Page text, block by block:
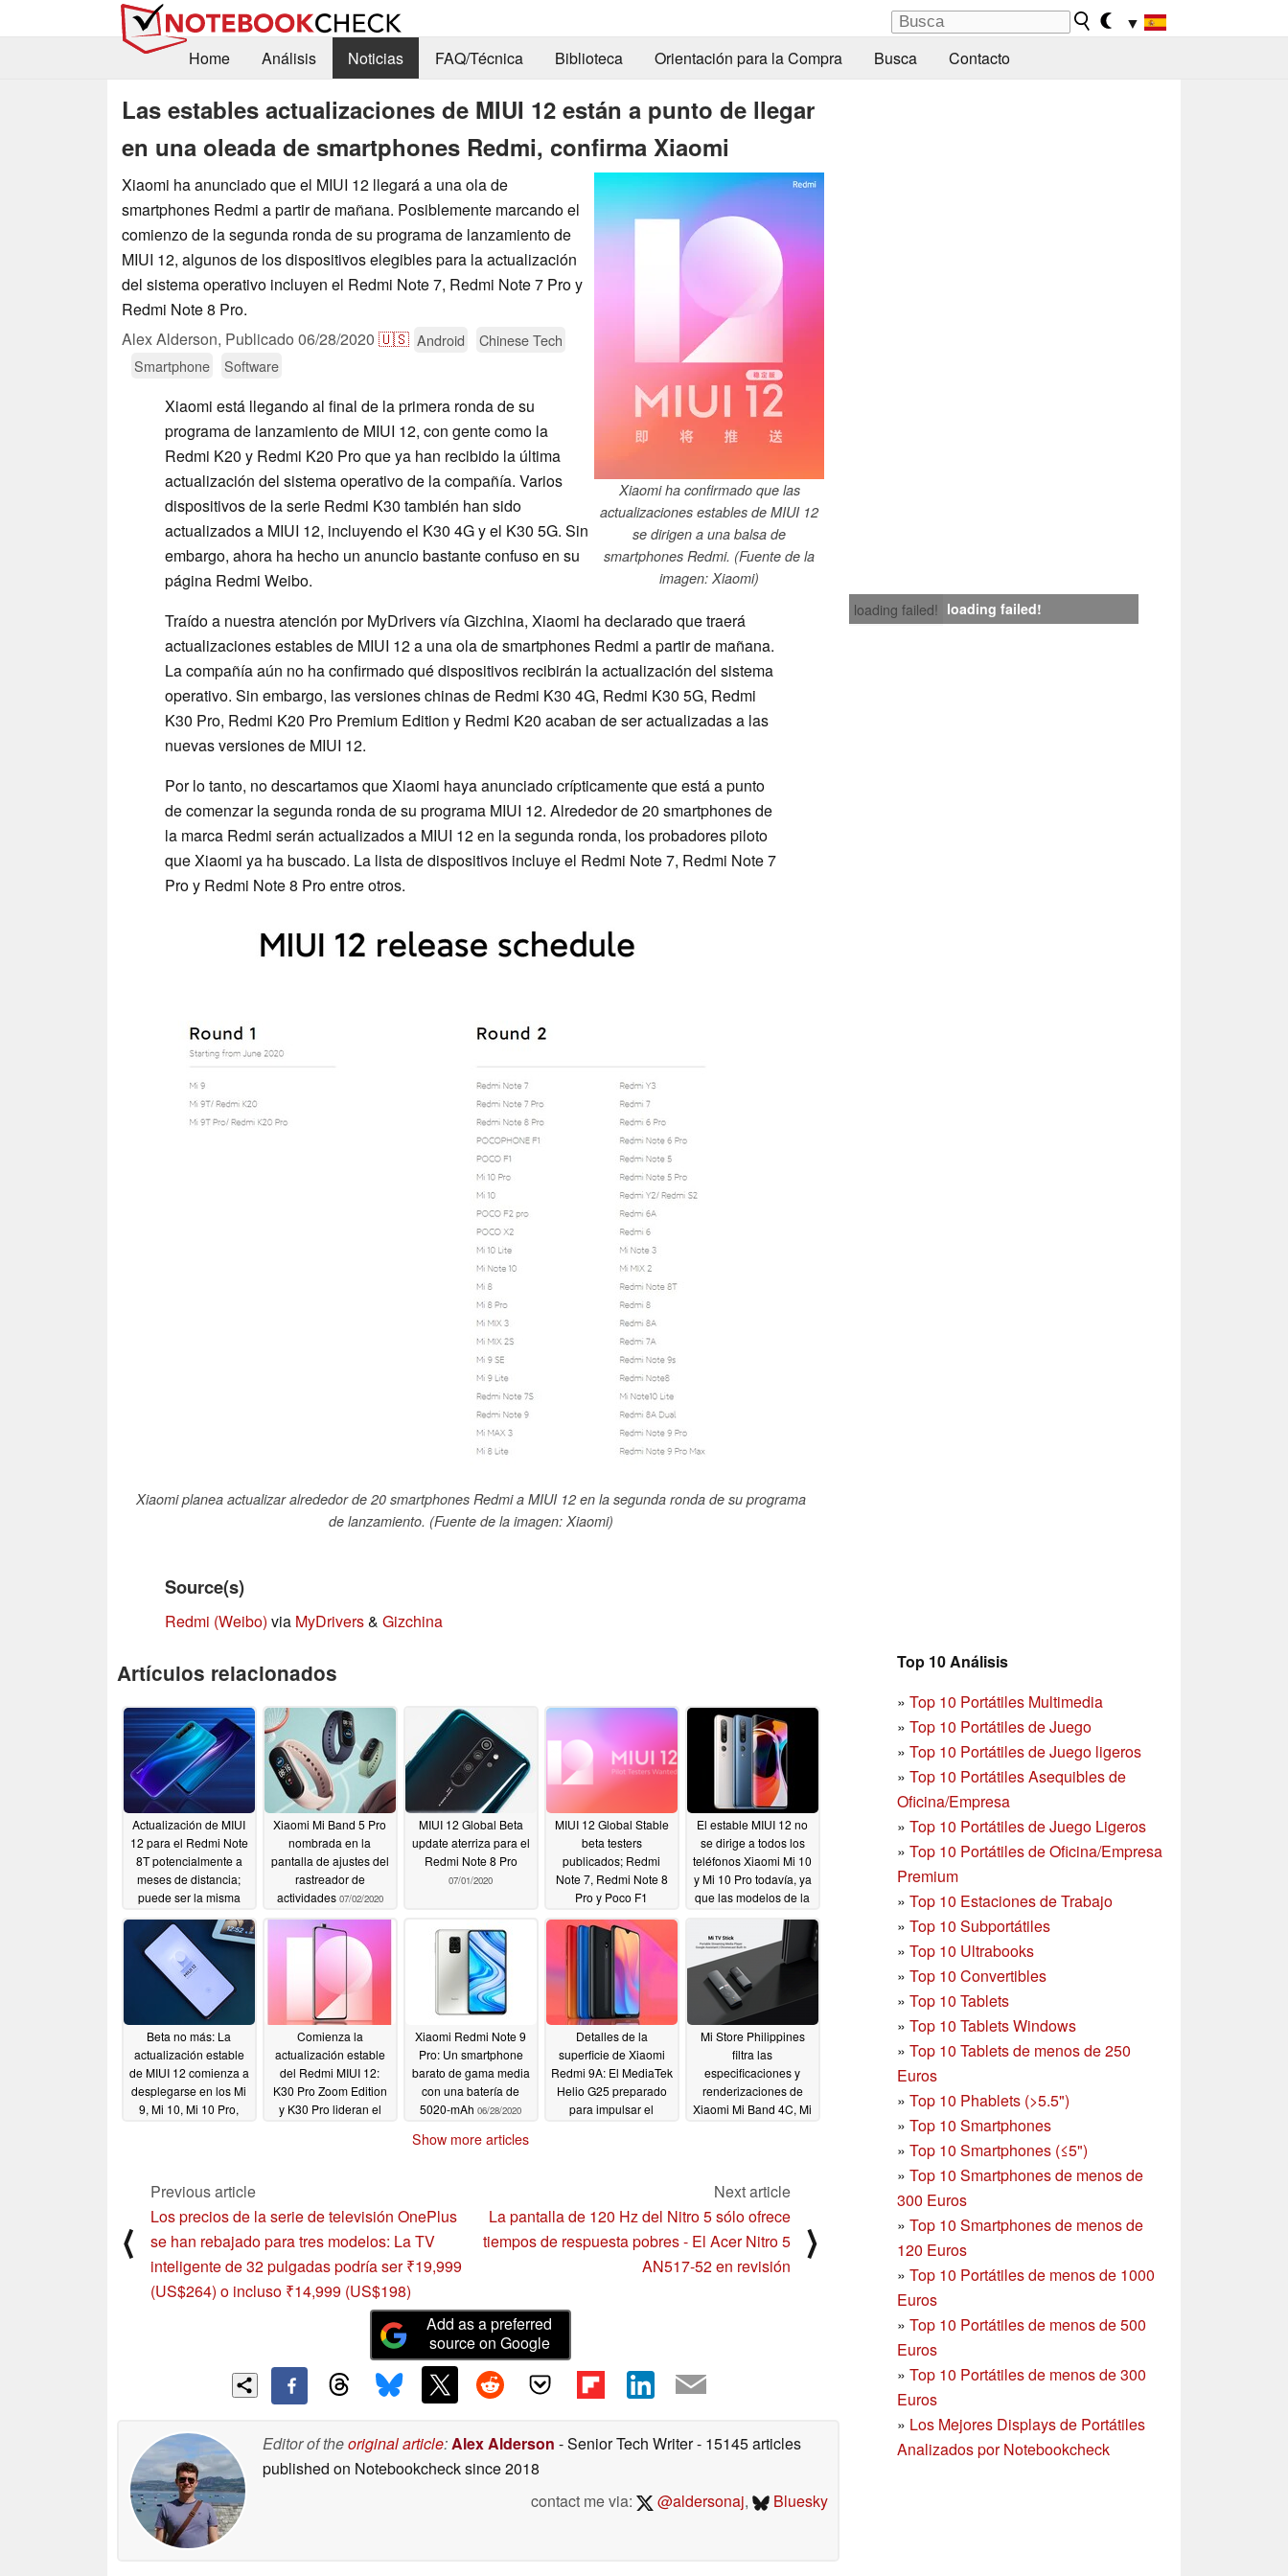
▼
Home
Análisis Noticias FAQ/Técnica Biblioteca Orientación para la Compra Busca Contacto
Las estables actualizaciones de MIUI 12 están a punto de llegar
en una oleada de smartphones Redmi, confirma Xiaomi
Xiaomi ha confirmado que las
actualizaciones estables de MIUI 12
se dirigen a una balsa de
smartphones Redmi. (Fuente de la
imagen: Xiaomi)
Xiaomi ha anunciado que el MIUI 12 llegará a una ola de
smartphones Redmi a partir de mañana. Posiblemente marcando el
comienzo de la segunda ronda de su programa de lanzamiento de
MIUI 12, algunos de los dispositivos elegibles para la actualización
del sistema operativo incluyen el Redmi Note 7, Redmi Note 7 Pro y
Redmi Note 8 Pro.
Alex Alderson, Publicado 06/28/2020 🇺🇸 Android
Chinese Tech
Smartphone
Software
loading failed! loading failed!
Xiaomi está llegando al final de la primera ronda de su
programa de lanzamiento de MIUI 12, con gente como la
Redmi K20 y Redmi K20 Pro que ya han recibido la última
actualización del sistema operativo de la compañía. Varios
dispositivos de la serie Redmi K30 también han sido
actualizados a MIUI 12, incluyendo el K30 4G y el K30 5G. Sin
embargo, ahora ha hecho un anuncio bastante confuso en su
página Redmi Weibo.
Traído a nuestra atención por MyDrivers vía Gizchina, Xiaomi ha declarado que traerá
actualizaciones estables de MIUI 12 a una ola de smartphones Redmi a partir de mañana.
La compañía aún no ha confirmado qué dispositivos recibirán la actualización del sistema
operativo. Sin embargo, las versiones chinas de Redmi K30 4G, Redmi K30 5G, Redmi
K30 Pro, Redmi K20 Pro Premium Edition y Redmi K20 acaban de ser actualizadas a las
nuevas versiones de MIUI 12.
Por lo tanto, no descartamos que Xiaomi haya anunciado crípticamente que está a punto
de comenzar la segunda ronda de su programa MIUI 12. Alrededor de 20 smartphones de
la marca Redmi serán actualizados a MIUI 12 en la segunda ronda, los probadores piloto
que Xiaomi ya ha buscado. La lista de dispositivos incluye el Redmi Note 7, Redmi Note 7
Pro y Redmi Note 8 Pro entre otros.
Xiaomi planea actualizar alrededor de 20 smartphones Redmi a MIUI 12 en la segunda ronda de su programa
de lanzamiento. (Fuente de la imagen: Xiaomi)
Source(s)
Redmi (Weibo) via MyDrivers& Gizchina
Top 10 Análisis
» Top 10 Portátiles Multimedia
» Top 10 Portátiles de Juego
» Top 10 Portátiles de Juego ligeros
» Top 10 Portátiles Asequibles de
Oficina/Empresa
» Top 10 Portátiles de Juego Ligeros
» Top 10 Portátiles de Oficina/Empresa
Premium
» Top 10 Estaciones de Trabajo
» Top 10 Subportátiles
» Top 10 Ultrabooks
» Top 10 Convertibles
» Top 10 Tablets
» Top 10 Tablets Windows
» Top 10 Tablets de menos de 250
Euros
» Top 10 Phablets (>5.5")
» Top 10 Smartphones
» Top 10 Smartphones (≤5")
» Top 10 Smartphones de menos de
300 Euros
» Top 10 Smartphonesde menos de
120 Euros
» Top 10 Portátiles de menos de 1000
Euros
» Top 10 Portátiles de menos de 500
Euros
» Top 10 Portátiles de menos de 300
Euros
» Los Mejores Displays de Portátiles
Analizados por Notebookcheck
Artículos relacionados
Actualización de MIUI
12 para el Redmi Note
8T potencialmente a
meses de distancia;
puede ser la misma
07/02/2020
Xiaomi Mi Band 5 Pro
nombrada en la
pantalla de ajustes del
rastreador de
actividades 07/02/2020
MIUI 12 Global Beta
update aterriza para el
Redmi Note 8 Pro
07/01/2020
MIUI 12 Global Stable
beta testers
publicados; Redmi
Note 7, Redmi Note 8
Pro y Poco F1
actualizaciones de la
Ronda 2 con Redmi
Note 7 Pro y Redmi
Note 7S descartados
06/30/2020
El estable MIUI 12 no
se dirige a todos los
teléfonos Xiaomi Mi 10
y Mi 10 Pro todavía, ya
que las modelos de la
nuevas
actualizaciones
abrumadoras
06/30/2020
Beta no más: La
actualización estable
de MIUI 12 comienza a
desplegarse en los Mi
9, Mi 10, Mi 10 Pro,
Comienza la
actualización estable
del Redmi MIUI 12:
K30 Pro Zoom Edition
y K30 Pro lideran el
Xiaomi Redmi Note 9
Pro: Un smartphone
barato de gama media
con una batería de
5020-mAh 06/28/2020
Detalles de la
superficie de Xiaomi
Redmi 9A: El MediaTek
Helio G25 preparado
para impulsar el
Mi Store Philippines
filtra las
especificaciones y
renderizaciones de
Xiaomi Mi Band 4C, Mi
06/27/2020
Show more articles
⟨
Previous article
Los precios de la serie de televisión OnePlus
se han rebajado para tres modelos: La TV
inteligente de 32 pulgadas podría ser ₹19,999
(US$264) o incluso ₹14,999 (US$198)
Next article
La pantalla de 120 Hz del Nitro 5 sólo ofrece
tiempos de respuesta pobres - El Acer Nitro 5
AN517-52 en revisión
⟩
Add as a preferred
source on Google
Editor of theoriginal article:Alex Alderson - Senior Tech Writer- 15145 articles
published on Notebookchecksince 2018
contact me via:
@aldersonaj, Bluesky